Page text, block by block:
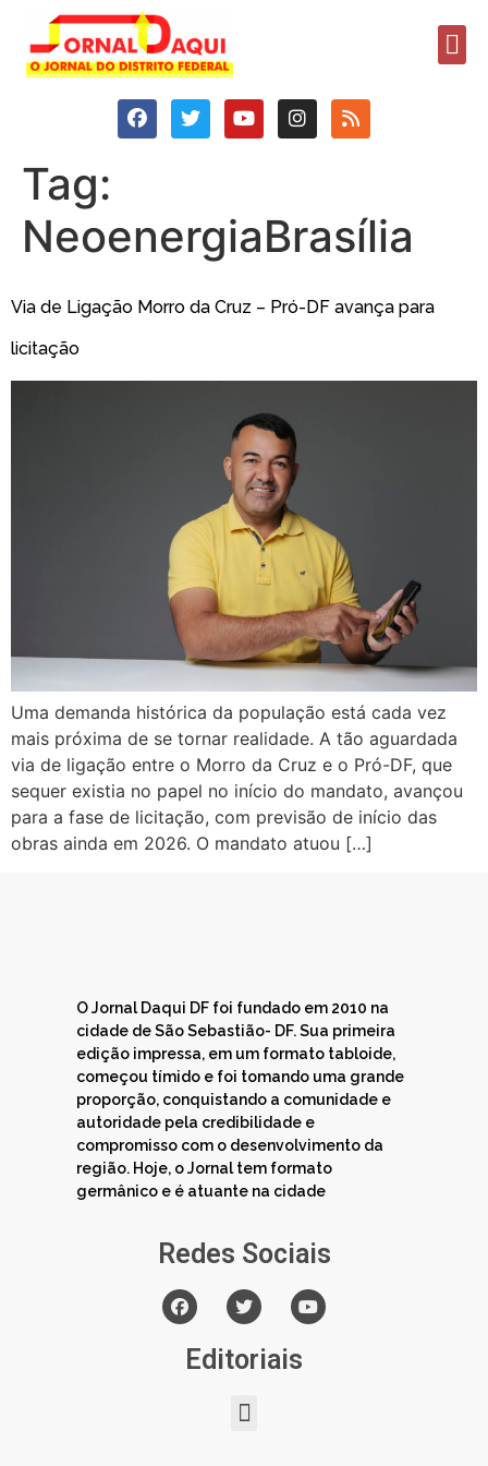
Tag:
NeoenergiaBrasília
Via de Ligação Morro da Cruz – Pró-DF avança para
licitação
Uma demanda histórica da população está cada vez
mais próxima de se tornar realidade. A tão aguardada
via de ligação entre o Morro da Cruz e o Pró-DF, que
sequer existia no papel no início do mandato, avançou
para a fase de licitação, com previsão de início das
obras ainda em 2026. O mandato atuou […]
O Jornal Daqui DF foi fundado em 2010 na
cidade de São Sebastião- DF. Sua primeira
edição impressa, em um formato tabloide,
começou tímido e foi tomando uma grande
proporção, conquistando a comunidade e
autoridade pela credibilidade e
compromisso com o desenvolvimento da
região. Hoje, o Jornal tem formato
germânico e é atuante na cidade
Redes Sociais
Editoriais